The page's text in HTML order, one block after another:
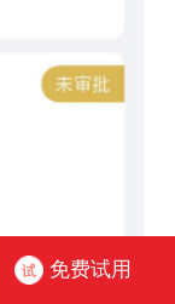
免费试用